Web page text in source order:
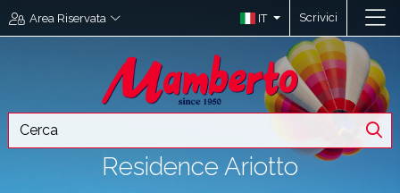
Area Riservata IT Scrivici
Residence Ariotto